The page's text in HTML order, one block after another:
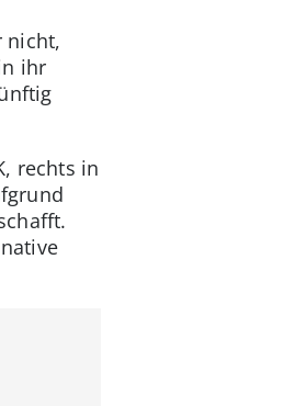
nicht,
ihr
rechts in